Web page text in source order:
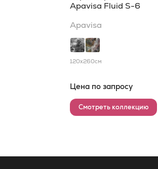
Apavisa Fluid S-6
Apavisa
120x260см
Цена по запросу
Смотреть коллекцию